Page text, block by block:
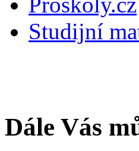
Studijní
Dále Vás